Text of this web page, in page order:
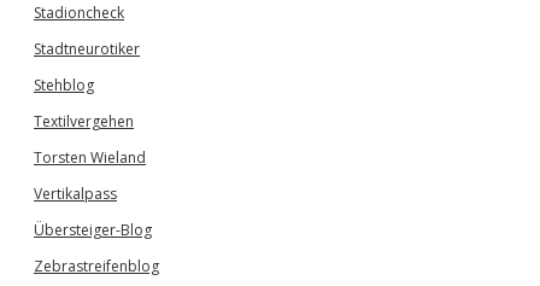
Stadioncheck
Stadtneurotiker
Stehblog
Textilvergehen
Torsten Wieland
Vertikalpass
Übersteiger-Blog
Zebrastreifenblog